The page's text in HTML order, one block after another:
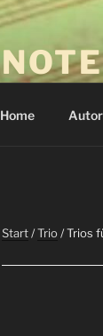
Home Autor
Start/Trio/ Trios